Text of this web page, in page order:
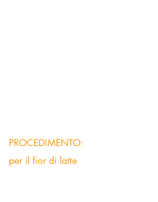
PROCEDIMENTO:
per il fior di latte